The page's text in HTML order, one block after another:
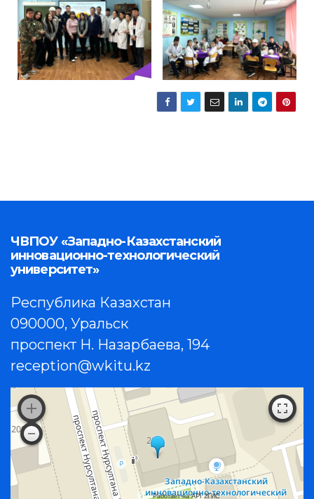
ЧВПОУ «Западно-Казахстанский
инновационно-технологический
университет»
Республика Казахстан
090000, Уральск
проспект Н. Назарбаева, 194
reception@wkitu.kz
Работает на API 2ГИС